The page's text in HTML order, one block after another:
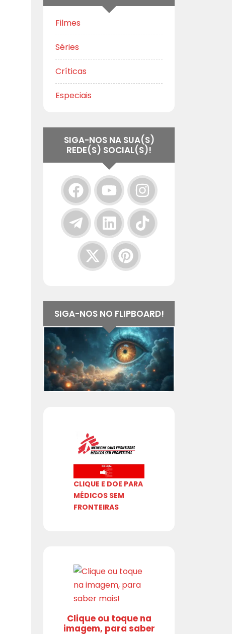
Filmes
Séries
Críticas
Especiais
SIGA-NOS NA SUA(S)
REDE(S) SOCIAL(S)!
SIGA-NOS NO FLIPBOARD!
CLIQUE E DOE PARA
MÉDICOS SEM
FRONTEIRAS
Clique ou toque na
imagem, para saber